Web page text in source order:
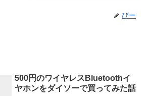
びー
500円のワイヤレスBluetoothイ
ヤホンをダイソーで買ってみた話